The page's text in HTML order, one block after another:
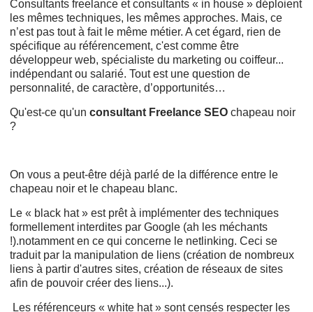
Consultants freelance et consultants « in house » déploient
les mêmes techniques, les mêmes approches. Mais, ce
n’est pas tout à fait le même métier. A cet égard, rien de
spécifique au référencement, c'est comme être
développeur web, spécialiste du marketing ou coiffeur...
indépendant ou salarié. Tout est une question de
personnalité, de caractère, d’opportunités…
Qu'est-ce qu'unconsultant Freelance SEOchapeau noir
?
On vous a peut-être déjà parlé de la différence entre le
chapeau noir et le chapeau blanc.
Le « black hat » est prêt à implémenter des techniques
formellement interdites par Google (ah les méchants
!).notamment en ce qui concerne le netlinking. Ceci se
traduit par la manipulation de liens (création de nombreux
liens à partir d'autres sites, création de réseaux de sites
afin de pouvoir créer des liens...).
Les référenceurs « white hat » sont censés respecter les